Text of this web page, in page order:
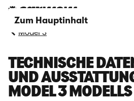
Zum Hauptinhalt
Model 3
TECHNISCHE
ND AUSSTATTUNG
ODEL 3 MODELLS